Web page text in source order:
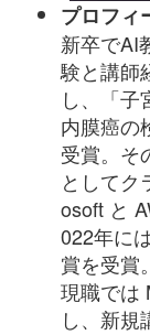
プロフィ
新卒でAI
験と講師
し、「
内膜癌の
受賞。そ
としてク
osoft と
022年に
賞を受賞。
現職では
し、新規